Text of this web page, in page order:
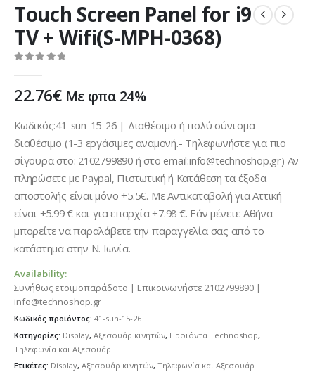
Touch Screen Panel for i9
TV + Wifi(S-MPH-0368)
22.76€ Με φπα 24%
Κωδικός:41-sun-15-26 | Διαθέσιμο ή πολύ σύντομα
διαθέσιμο (1-3 εργάσιμες αναμονή.- Τηλεφωνήστε για πιο
σίγουρα στο: 2102799890 ή στο email:info@technoshop.gr) Αν
πληρώσετε με Paypal, Πιστωτική ή Κατάθεση τα έξοδα
αποστολής είναι μόνο +5.5€. Με Αντικαταβολή για Αττική
είναι +5.99 € και για επαρχία +7.98 €. Εάν μένετε Αθήνα
μπορείτε να παραλάβετε την παραγγελία σας από το
κατάστημα στην Ν. Ιωνία.
Availability:
Συνήθως ετοιμοπαράδοτο | Επικοινωνήστε 2102799890 |
info@technoshop.gr
Κωδικός προϊόντος: 41-sun-15-26
Κατηγορίες: Display, Αξεσουάρ κινητών, Προϊόντα Technoshop,
Τηλεφωνία και Αξεσουάρ
Ετικέτες: Display, Αξεσουάρ κινητών, Τηλεφωνία και Αξεσουάρ